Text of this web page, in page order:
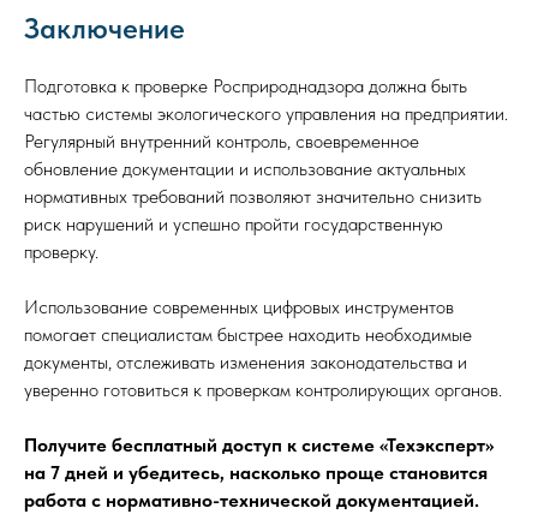
Заключение
Подготовка к проверке Росприроднадзора должна быть
частью системы экологического управления на предприятии.
Регулярный внутренний контроль, своевременное
обновление документации и использование актуальных
нормативных требований позволяют значительно снизить
риск нарушений и успешно пройти государственную
проверку.
Использование современных цифровых инструментов
помогает специалистам быстрее находить необходимые
документы, отслеживать изменения законодательства и
уверенно готовиться к проверкам контролирующих органов.
Получите бесплатный доступ к системе «Техэксперт»
на 7 дней и убедитесь, насколько проще становится
работа с нормативно-технической документацией.